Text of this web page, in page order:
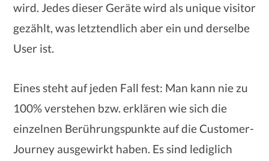
wird. Jedes dieser Geräte wird als unique visitor
gezählt, was letztendlich aber ein und derselbe
User ist.
Eines steht auf jeden Fall fest: Man kann nie zu
100% verstehen bzw. erklären wie sich die
einzelnen Berührungspunkte auf die Customer-
Journey ausgewirkt haben. Es sind lediglich